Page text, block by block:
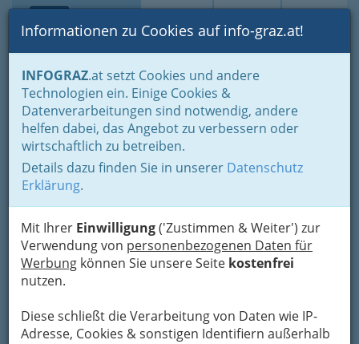
Suche Login Toggle
Informationen zu Cookies auf info-graz.at!
INFOGRAZ.at setzt Cookies und andere
Technologien ein. Einige Cookies &
Datenverarbeitungen sind notwendig, andere
helfen dabei, das Angebot zu verbessern oder
wirtschaftlich zu betreiben.
Details dazu finden Sie in unserer Datenschutz
Erklärung.
Mit Ihrer Einwilligung('Zustimmen & Weiter') zur
Verwendung von personenbezogenen Daten für
Werbung können Sie unsere Seite kostenfrei
nutzen.
Diese schließt die Verarbeitung von Daten wie IP-
Adresse, Cookies & sonstigen Identifiern außerhalb
Home Branchen Freizeit & Sport
Frau von heute
Wellness und Fitness speziell für die Frau
MRS. SPORTY - Graz-
Jakomini
Münzgrabenstraße 92 /1, 8010 Graz
+43 316 836 065
Karte
Adresse mit Google Maps anschauen